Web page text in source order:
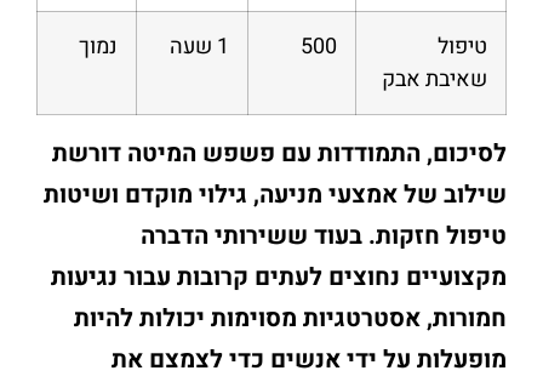
טיפול
שאיבת אבק
500 1 שעה נמוך
לסיכום, התמודדות עם פשפש המיטה דורשת
שילוב של אמצעי מניעה, גילוי מוקדם ושיטות
טיפול חזקות. בעוד ששירותי הדברה
מקצועיים נחוצים לעתים קרובות עבור נגיעות
חמורות, אסטרטגיות מסוימות יכולות להיות
מופעלות על ידי אנשים כדי לצמצם את